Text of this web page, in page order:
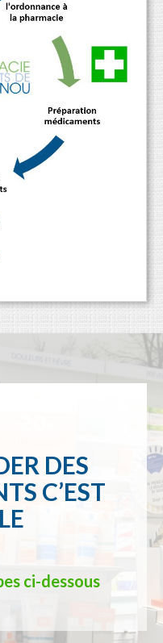
DES
C’EST
ci-dessous